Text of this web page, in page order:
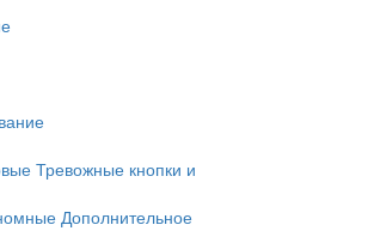
Тревожные кнопки и
Дополнительное